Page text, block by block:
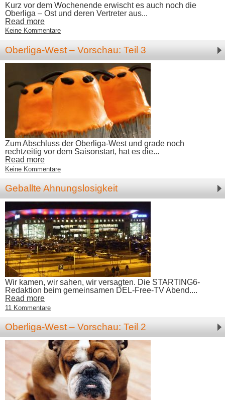
Kurz vor dem Wochenende erwischt es auch noch die
Oberliga – Ost und deren Vertreter aus...
Read more
Keine Kommentare
Oberliga-West – Vorschau: Teil 3
Zum Abschluss der Oberliga-West und grade noch
rechtzeitig vor dem Saisonstart, hat es die...
Read more
Keine Kommentare
Geballte Ahnungslosigkeit
Wir kamen, wir sahen, wir versagten. Die STARTING6-
Redaktion beim gemeinsamen DEL-Free-TV Abend....
Read more
11 Kommentare
Oberliga-West – Vorschau: Teil 2